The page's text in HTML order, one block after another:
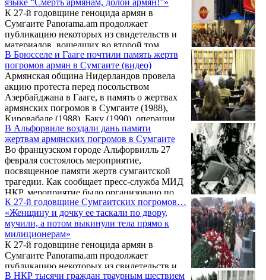
karabakhrecords.info.
языке “Смерть армянам, долой армян!”»
К 27-й годовщине геноцида армян в
Сумгаите Panorama.am продолжает
публикацию некоторых из свидетельств и
материалов, вошедших во второй том
сборника «Сумгаитская трагедия в
свидетельствах очевидцев»,
подготовленного в рамках проекта
«Обыкновенный геноцид» и уже
находящегося в печати.
В Брюсселе и Гааге почтили память жертв
погромов армян в Сумгаите (видео)
Армянская община Нидерландов провела
акцию протеста перед посольством
Азербайджана в Гааге, в память о жертвах
армянских погромов в Сумгаите (1988),
Кировабаде (1988), Баку (1990), операции
«Кольцо» (1991), а также против
продолжающейся агрессии против
Нагорно-Карабахской Республики и
Армении. Участники акции протеста
передали письмо-ультиматум посольству
Азербайджана в Нидерландах. Об этом
сообщает сайт журнала «Орер».
В Альфорвиле воздали дань памяти
жертвам армянских погромов в Сумгаите
Во французском городе Альфорвилль 27
февраля состоялось мероприятие,
посвященное памяти жертв сумгаитской
трагедии. Как сообщает пресс-служба МИД
НКР, мероприятие было организовано по
инициативе Молодежного союза
«Назарбек» Социал-демократической
партии Гнчакян.
К 27-й годовщине Сумгаитских погромов…
«Женщину и дочку ее таскали по двору,
мучили, а потом выкинули тела прямо к
милиционерам»
К 27-й годовщине геноцида армян в
Сумгаите Panorama.am продолжает
публикацию некоторых из свидетельств и
материалов, вошедших во второй том
В НКР тысячи граждан траурным шествием